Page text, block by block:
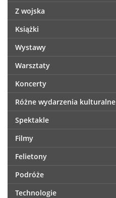
Z wojska
Książki
Wystawy
Warsztaty
Koncerty
Różne wydarzenia kulturalne
Spektakle
Filmy
Felietony
Podróże
Technologie